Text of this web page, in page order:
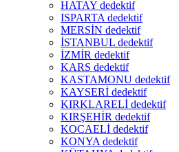
HATAY dedektif
ISPARTA dedektif
MERSİN dedektif
İSTANBUL dedektif
İZMİR dedektif
KARS dedektif
KASTAMONU dedektif
KAYSERİ dedektif
KIRKLARELİ dedektif
KIRŞEHİR dedektif
KOCAELİ dedektif
KONYA dedektif